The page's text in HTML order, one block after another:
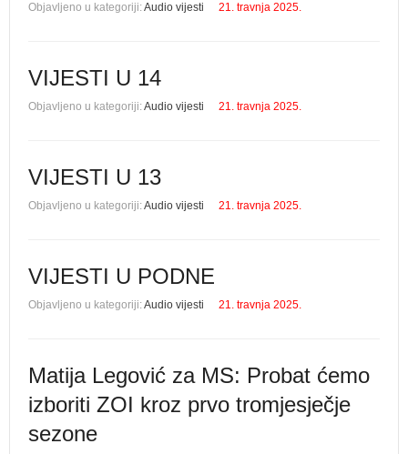
Objavljeno u kategoriji:Audio vijesti 21. travnja 2025.
VIJESTI U 14
Objavljeno u kategoriji:Audio vijesti 21. travnja 2025.
VIJESTI U 13
Objavljeno u kategoriji:Audio vijesti 21. travnja 2025.
VIJESTI U PODNE
Objavljeno u kategoriji:Audio vijesti 21. travnja 2025.
Matija Legović za MS: Probat ćemo
izboriti ZOI kroz prvo tromjesječje
sezone